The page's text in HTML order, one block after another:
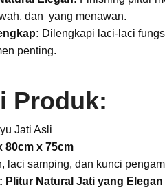
dan yang menawan.
Dilengkapi laci-laci
penting.
Produk:
Jati Asli
80cm x 75cm
laci samping, dan kunci
Plitur Natural Jati yang Elegan